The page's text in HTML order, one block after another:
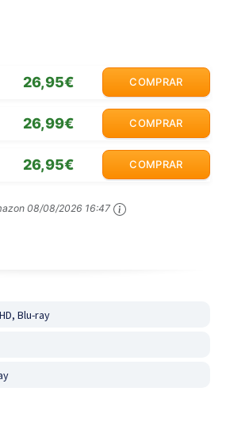
26,95€ COMPRAR
26,99€ COMPRAR
26,95€ COMPRAR
08/08/2026 16:47
Blu-ray